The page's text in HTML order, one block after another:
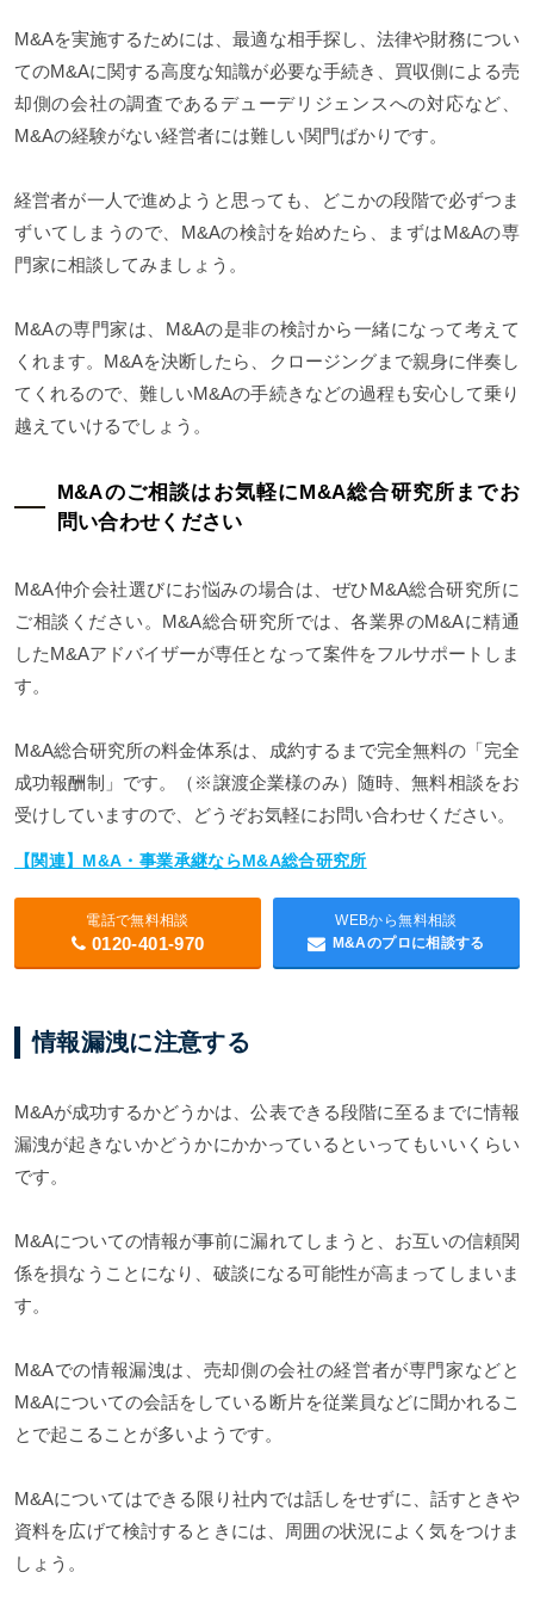
M&Aを実施するためには、最適な相手探し、法律や財務につい
てのM&Aに関する高度な知識が必要な手続き、買収側による売
却側の会社の調査であるデューデリジェンスへの対応など、
M&Aの経験がない経営者には難しい関門ばかりです。
経営者が一人で進めようと思っても、どこかの段階で必ずつま
ずいてしまうので、M&Aの検討を始めたら、まずはM&Aの専
門家に相談してみましょう。
M&Aの専門家は、M&Aの是非の検討から一緒になって考えて
くれます。M&Aを決断したら、クロージングまで親身に伴奏し
てくれるので、難しいM&Aの手続きなどの過程も安心して乗り
越えていけるでしょう。
M&Aのご相談はお気軽にM&A総合研究所までお
問い合わせください
M&A仲介会社選びにお悩みの場合は、ぜひM&A総合研究所に
ご相談ください。M&A総合研究所では、各業界のM&Aに精通
したM&Aアドバイザーが専任となって案件をフルサポートしま
す。
M&A総合研究所の料金体系は、成約するまで完全無料の「完全
成功報酬制」です。（※譲渡企業様のみ）随時、無料相談をお
受けしていますので、どうぞお気軽にお問い合わせください。
【関連】M&A・事業承継ならM&A総合研究所
電話で無料相談
0120-401-970
WEBから無料相談
M&Aのプロに相談する
情報漏洩に注意する
M&Aが成功するかどうかは、公表できる段階に至るまでに情報
漏洩が起きないかどうかにかかっているといってもいいくらい
です。
M&Aについての情報が事前に漏れてしまうと、お互いの信頼関
係を損なうことになり、破談になる可能性が高まってしまいま
す。
M&Aでの情報漏洩は、売却側の会社の経営者が専門家などと
M&Aについての会話をしている断片を従業員などに聞かれるこ
とで起こることが多いようです。
M&Aについてはできる限り社内では話しをせずに、話すときや
資料を広げて検討するときには、周囲の状況によく気をつけま
しょう。